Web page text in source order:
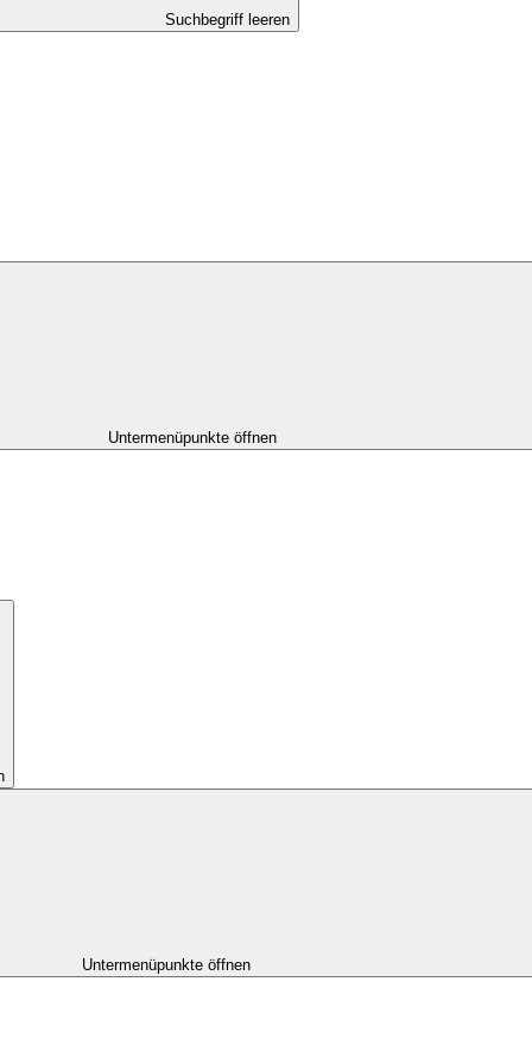
Suchbegriff leeren
Untermenüpunkte öffnen
Untermenüpunkte öffnen